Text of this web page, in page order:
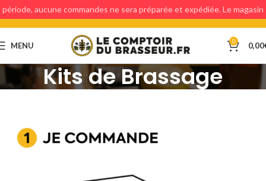
MENU 0 0,00
Kits de Brassage
période, aucune commandes ne sera préparée et expédiée. Le magasin
étant fermé, aucun retraits en magasin ne sera possible.